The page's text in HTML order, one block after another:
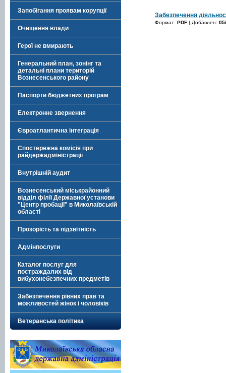
Запобігання проявам корупції
Очищення влади
Герої не вмирають
Генеральний план, зонінг та
детальні плани територій
Вознесенського району
Паспорти бюджетних програм
Електронне звернення
Євроатлантична інтеграція
Спостережна комісія при
райдержадміністрації
Внутрішній аудит
Вознесенський міськрайонний
відділ філії Державної установи
"Центр пробації" в Миколаївській
області
Прозорість та підзвітність
Адмінпослуги
Каталог послуг для
постраждалих від
вибухонебезпечних предметів
Забезпечення рівних прав та
можливостей жінок і чоловіків
Ветеранська політика
Забезпечення
Формат: PDF | Добавлен: